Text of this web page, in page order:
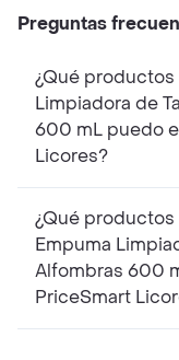
Preguntas
¿Qué productos
Limpiadora de
600 mL puedo
Licores?
¿Qué
Empuma
Alfombras 600
PriceSmart